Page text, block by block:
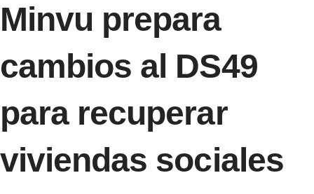
Minvu prepara
cambios al DS49
para recuperar
viviendas sociales